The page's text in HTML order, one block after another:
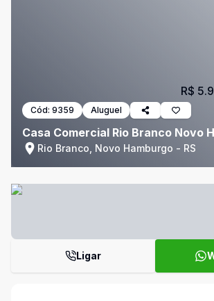
Cód: 9359 Aluguel
Casa Comercial Rio Branco Novo
Rio Branco, Novo Hamburgo - RS
R$
Ligar